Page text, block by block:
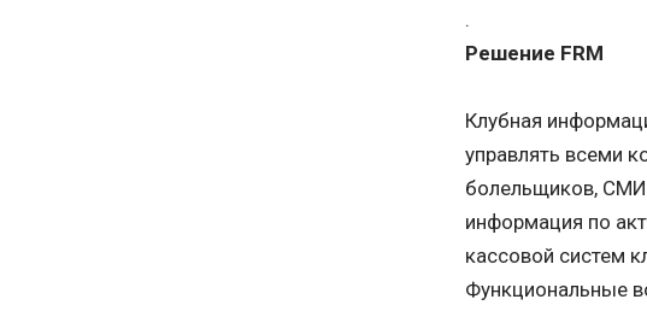
.
Решение FRM
Клубная
управлять всеми
болельщиков, СМИ
информация по
кассовой систем
Функциональные